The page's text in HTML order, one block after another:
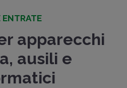
ENTRATE
apparecchi
ausili e